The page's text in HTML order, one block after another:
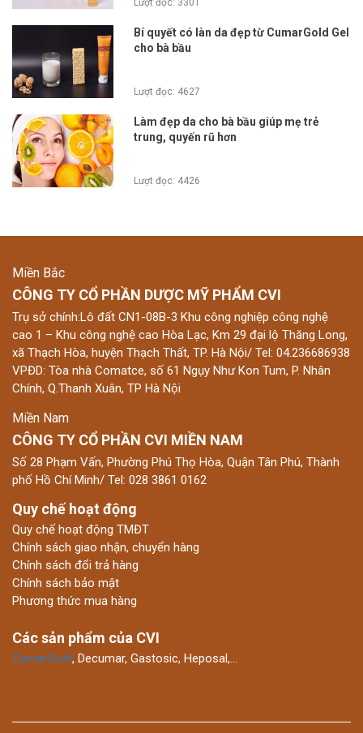
Lượt đọc: 3301
Bí quyết có làn da đẹp từ CumarGold Gel
cho bà bầu
Lượt đọc: 4627
Làm đẹp da cho bà bầu giúp mẹ trẻ
trung, quyến rũ hơn
Lượt đọc: 4426
Miền Bắc
CÔNG TY CỔ PHẦN DƯỢC MỸ PHẨM CVI
Trụ sở chính:Lô đất CN1-08B-3 Khu công nghiệp công nghệ
cao 1 – Khu công nghệ cao Hòa Lạc, Km 29 đại lộ Thăng Long,
xã Thạch Hòa, huyện Thạch Thất, TP. Hà Nội/ Tel: 04.236686938
VPĐD: Tòa nhà Comatce, số 61 Ngụy Như Kon Tum, P. Nhân
Chính, Q.Thanh Xuân, TP Hà Nội
Miền Nam
CÔNG TY CỔ PHẦN CVI MIỀN NAM
Số 28 Phạm Vấn, Phường Phú Thọ Hòa, Quận Tân Phú, Thành
phố Hồ Chí Minh/ Tel: 028 3861 0162
Quy chế hoạt động
Quy chế hoạt động TMĐT
Chính sách giao nhận, chuyển hàng
Chính sách đổi trả hàng
Chính sách bảo mật
Phương thức mua hàng
Các sản phẩm của CVI
CumarGold, Decumar, Gastosic, Heposal,…